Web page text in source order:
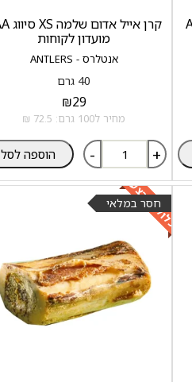
אנטלרס - ANTLERS
מועדון לקוחות
40 גרם
₪29
מחיר ל100 גרם: 72.5 ₪
- + הוספה לסל
כלול במבצע
חסר במלאי